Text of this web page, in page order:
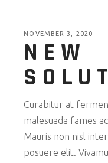
NOVEMBER 3, 2020
NEW
Curabitur at
malesuada fames
Mauris non nisl
posuere elit.